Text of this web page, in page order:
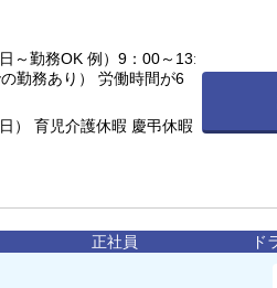
勤務OK 例）9：00～13:
労働時間が6
） 育児介護休暇 慶弔休暇
正社員 ド